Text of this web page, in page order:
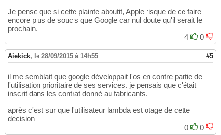
Je pense que si cette plainte aboutit, Apple risque de ce faire
encore plus de soucis que Google car nul doute qu'il serait le
prochain.
4
0
Aiekick, le 28/09/2015 à 14h55 #5
il me semblait que google développait l'os en contre partie de
l'utilisation prioritaire de ses services. je pensais que c'était
inscrit dans les contrat donné au fabricants.
après c'est sur que l'utilisateur lambda est otage de cette
decision
0
0